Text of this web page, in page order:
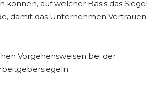
können, auf welcher Basis das Siegel
damit das Unternehmen Vertrauen
Vorgehensweisen bei der